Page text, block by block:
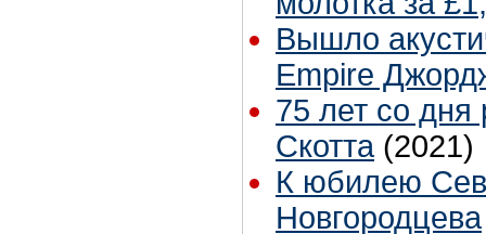
Вышло
Empire
75 лет со
Скотта (2021)
К юбилею
Новгородцева